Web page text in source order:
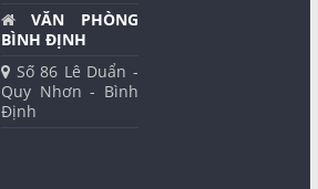
VĂN PHÒNG
BÌNH ĐỊNH
Số 86 Lê Duẩn -
Quy Nhơn - Bình
Định